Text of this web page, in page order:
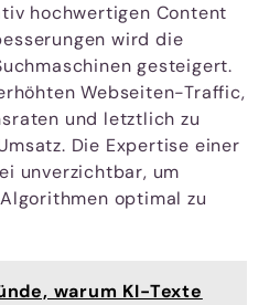
hochwertigen Content
wird die
gesteigert.
Webseiten-Traffic,
und letztlich zu
Die Expertise einer
unverzichtbar, um
optimal zu
warum KI-Texte